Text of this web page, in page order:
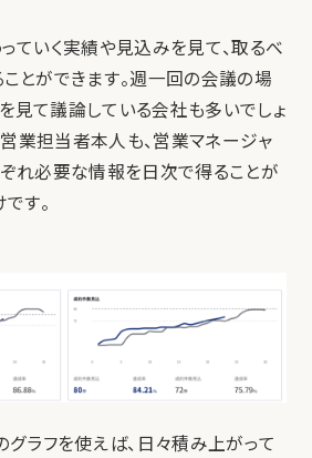
ていく実績や見込みを見て、取るべ
ことができます。週一回の会議の場
見て議論している会社も多いでしょ
営業担当者本人も、営業マネージャ
ぞれ必要な情報を日次で得ることが
す。
グラフを使えば、日々積み上がって